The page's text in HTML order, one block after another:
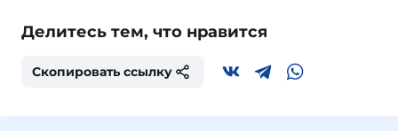
Делитесь тем, что нравится
Скопировать ссылку